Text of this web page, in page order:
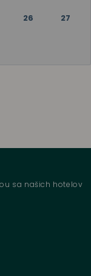
26 27
sa našich hotelov